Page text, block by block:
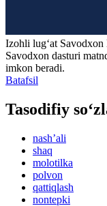
Izohli lugʻat Savodxon
Savodxon dasturi
imkon beradi.
Batafsil
Tasodifiy
nashʼali
shaq
molotilka
polvon
qattiqlash
nontepki